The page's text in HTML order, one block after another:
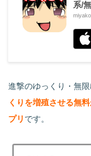
系/
進撃のゆっくり・無限
くりを増殖させる無
プリ です。